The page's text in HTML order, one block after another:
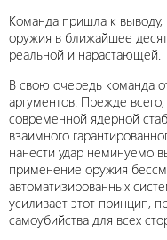
Команда пришла к выводу,
оружия в ближайшее
реальной и нарастающей.
В свою очередь команда
аргументов. Прежде
современной ядерной
взаимного
нанести удар неминуемо
применение оружия
автоматизированных
усиливает этот принцип,
самоубийства для всех